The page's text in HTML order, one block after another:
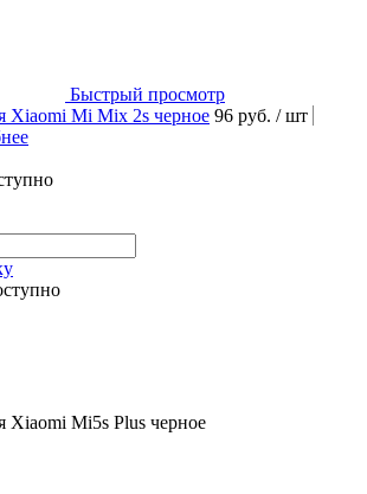
Быстрый просмотр
Xiaomi Mi Mix 2s черное 96 руб. / шт
Xiaomi Mi5s Plus черное